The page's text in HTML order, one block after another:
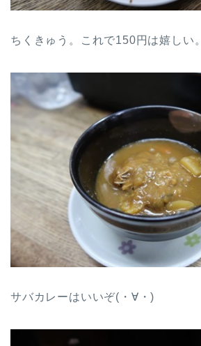
ちくきゅう。これで150円は嬉しい。
サバカレーはいいぞ(・∀・)